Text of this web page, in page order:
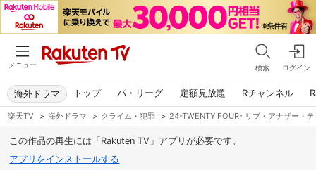
メニュー 検索 ログイン
トップ パ・リーグ 定額見放題 Rチャンネル
海外ドラマ
楽天TV > 海外ドラマ > クライム・犯罪 > 24-TWENTY FOUR- リブ・アナザー・
この作品の再生には「Rakuten TV」アプリが必要です。
アプリをインストールする